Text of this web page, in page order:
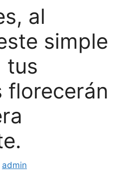
al
simple
tus
florecerán
admin